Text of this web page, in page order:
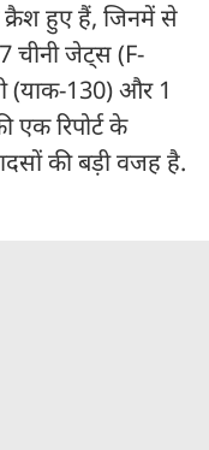
हुए हैं, जिनमें से
चीनी जेट्स (F-
(याक-130) और 1
एक रिपोर्ट के
की बड़ी वजह है.